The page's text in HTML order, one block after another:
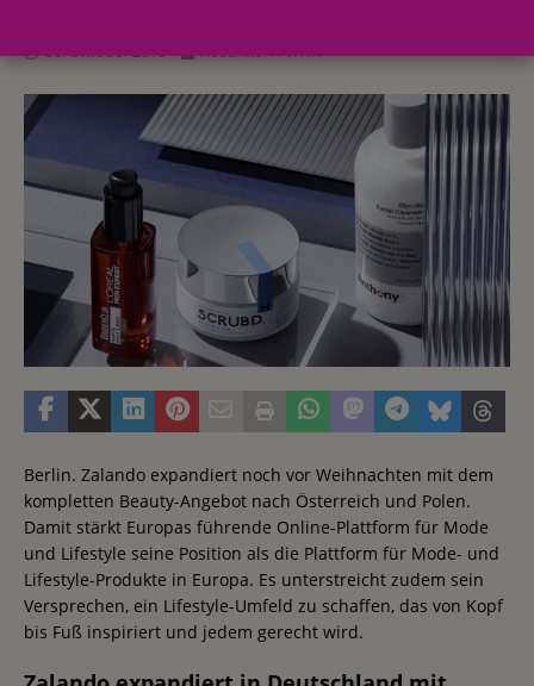
Berlin. Zalando expandiert noch vor Weihnachten mit dem
kompletten Beauty-Angebot nach Österreich und Polen.
Damit stärkt Europas führende Online-Plattform für Mode
und Lifestyle seine Position als die Plattform für Mode- und
Lifestyle-Produkte in Europa. Es unterstreicht zudem sein
Versprechen, ein Lifestyle-Umfeld zu schaffen, das von Kopf
bis Fuß inspiriert und jedem gerecht wird.